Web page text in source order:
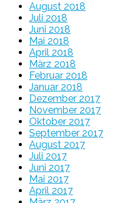
August 2018
Juli 2018
Juni 2018
Mai 2018
April 2018
März 2018
Februar 2018
Januar 2018
Dezember 2017
November 2017
Oktober 2017
September 2017
August 2017
Juli 2017
Juni 2017
Mai 2017
April 2017